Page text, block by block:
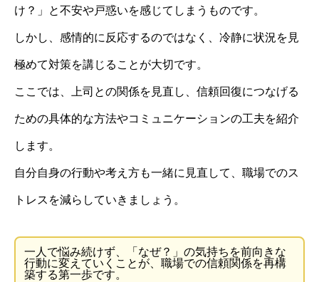
け？」と不安や戸惑いを感じてしまうものです。
しかし、感情的に反応するのではなく、冷静に状況を見
極めて対策を講じることが大切です。
ここでは、上司との関係を見直し、信頼回復につなげる
ための具体的な方法やコミュニケーションの工夫を紹介
します。
自分自身の行動や考え方も一緒に見直して、職場でのス
トレスを減らしていきましょう。
一人で悩み続けず、「なぜ？」の気持ちを前向きな
行動に変えていくことが、職場での信頼関係を再構
築する第一歩です。